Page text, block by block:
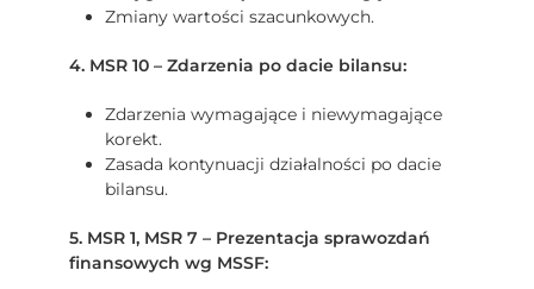
Zmiany wartości szacunkowych.
4. MSR 10 – Zdarzenia po dacie bilansu:
Zdarzenia wymagające i niewymagające
korekt.
Zasada kontynuacji działalności po dacie
bilansu.
5. MSR 1, MSR 7 – Prezentacja sprawozdań
finansowych wg MSSF: